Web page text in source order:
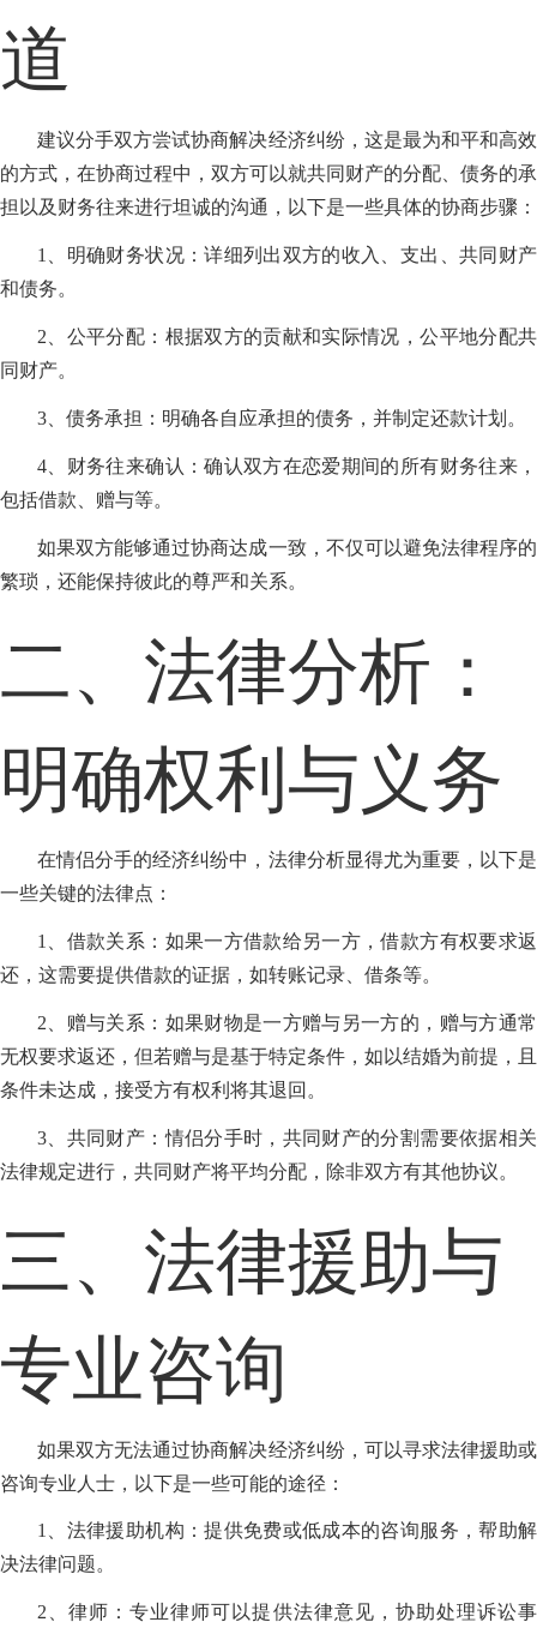
道
建议分手双方尝试协商解决经济纠纷，这是最为和平和高效
的方式，在协商过程中，双方可以就共同财产的分配、债务的承
担以及财务往来进行坦诚的沟通，以下是一些具体的协商步骤：
1、明确财务状况：详细列出双方的收入、支出、共同财产
和债务。
2、公平分配：根据双方的贡献和实际情况，公平地分配共
同财产。
3、债务承担：明确各自应承担的债务，并制定还款计划。
4、财务往来确认：确认双方在恋爱期间的所有财务往来，
包括借款、赠与等。
如果双方能够通过协商达成一致，不仅可以避免法律程序的
繁琐，还能保持彼此的尊严和关系。
二、法律分析：
明确权利与义务
在情侣分手的经济纠纷中，法律分析显得尤为重要，以下是
一些关键的法律点：
1、借款关系：如果一方借款给另一方，借款方有权要求返
还，这需要提供借款的证据，如转账记录、借条等。
2、赠与关系：如果财物是一方赠与另一方的，赠与方通常
无权要求返还，但若赠与是基于特定条件，如以结婚为前提，且
条件未达成，接受方有权利将其退回。
3、共同财产：情侣分手时，共同财产的分割需要依据相关
法律规定进行，共同财产将平均分配，除非双方有其他协议。
三、法律援助与
专业咨询
如果双方无法通过协商解决经济纠纷，可以寻求法律援助或
咨询专业人士，以下是一些可能的途径：
1、法律援助机构：提供免费或低成本的咨询服务，帮助解
决法律问题。
2、律师：专业律师可以提供法律意见，协助处理诉讼事